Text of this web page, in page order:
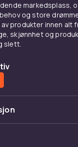
markedsplass,
og store
produkter innen alt
skjønnhet og
slett.